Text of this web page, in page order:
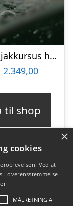
IPP2 kajakkursus hos Karpenhøj Naturcenter
2.349,00
til shop
×
cookies
Ved at
i overensstemmelse
MÅLRETNING AF